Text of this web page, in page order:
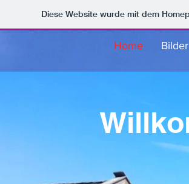
Diese Website wurde mit dem
Home Bilder